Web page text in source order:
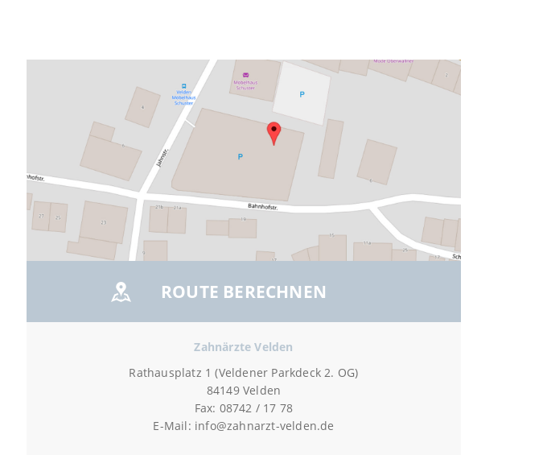
ROUTE BERECHNEN
Zahnärzte Velden
Rathausplatz 1 (Veldener Parkdeck 2. OG)
84149 Velden
Fax: 08742 / 17 78
E-Mail: info@zahnarzt-velden.de